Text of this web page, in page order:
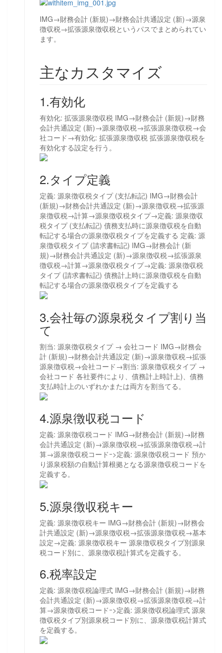
IMG→財務会計 (新規)→財務会計共通設定 (新)→源泉
徴収税→拡張源泉徴収税というパスでまとめられてい
ます。
主なカスタマイズ
1.有効化
有効化: 拡張源泉徴収税 IMG→財務会計 (新規)→財務
会計共通設定 (新)→源泉徴収税→拡張源泉徴収税→会
社コード→有効化: 拡張源泉徴収税 拡張源泉徴収税を
有効化する設定を行う。
2.タイプ定義
定義: 源泉徴収税タイプ (支払転記) IMG→財務会計
(新規)→財務会計共通設定 (新)→源泉徴収税→拡張源
泉徴収税→計算→源泉徴収税タイプ→定義: 源泉徴収
税タイプ (支払転記) 債務支払時に源泉徴収税を自動
転記する場合の源泉徴収税タイプを定義する 定義: 源
泉徴収税タイプ (請求書転記) IMG→財務会計 (新
規)→財務会計共通設定 (新)→源泉徴収税→拡張源泉
徴収税→計算→源泉徴収税タイプ→定義: 源泉徴収税
タイプ (請求書転記) 債務計上時に源泉徴収税を自動
転記する場合の源泉徴収税タイプを定義する
3.会社毎の源泉税タイプ割り当
て
割当: 源泉徴収税タイプ → 会社コード IMG→財務会
計 (新規)→財務会計共通設定 (新)→源泉徴収税→拡張
源泉徴収税→会社コード→割当: 源泉徴収税タイプ →
会社コード 各社要件により、債務計上時計上)、債務
支払時計上のいずれかまたは両方を割当てる。
4.源泉徴収税コード
定義: 源泉徴収税コード IMG→財務会計 (新規)→財務
会計共通設定 (新)→源泉徴収税→拡張源泉徴収税→計
算→源泉徴収税コードｰ>定義: 源泉徴収税コード 預か
り源泉税額の自動計算根拠となる源泉徴収税コードを
定義する。
5.源泉徴収税キー
定義: 源泉徴収税キー IMG→財務会計 (新規)→財務会
計共通設定 (新)→源泉徴収税→拡張源泉徴収税→基本
設定→定義: 源泉徴収税キー 源泉徴収税タイプ別源泉
税コード別に、源泉徴収税計算式を定義する。
6.税率設定
定義: 源泉徴収税論理式 IMG→財務会計 (新規)→財務
会計共通設定 (新)→源泉徴収税→拡張源泉徴収税→計
算→源泉徴収税コードｰ>定義: 源泉徴収税論理式 源泉
徴収税タイプ別源泉税コード別に、源泉徴収税計算式
を定義する。